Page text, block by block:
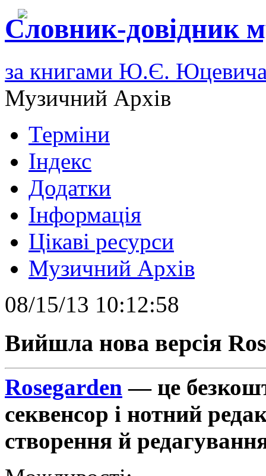
Словник-довідник
за книгами Ю.Є.
Музичний Архів
Терміни
Індекс
Додатки
Інформація
Цікаві ресурси
Музичний Архів
08/15/13 10:12:58
Вийшла нова версія
Rosegarden — це
секвенсор і нотний
створення й